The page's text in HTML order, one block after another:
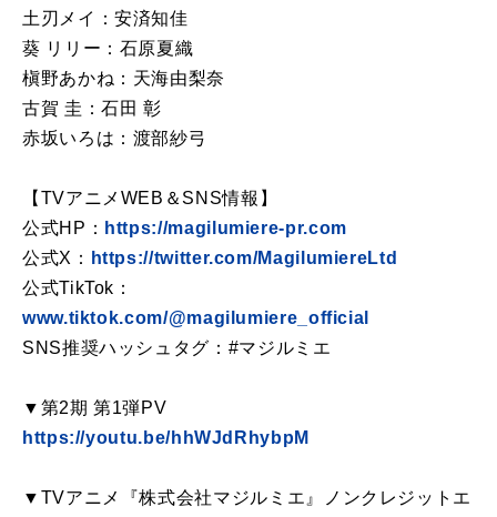
土刃メイ：安済知佳
葵 リリー：石原夏織
槇野あかね：天海由梨奈
古賀 圭：石田 彰
赤坂いろは：渡部紗弓
【TVアニメWEB＆SNS情報】
公式HP： https://magilumiere-pr.com
公式X：
https://twitter.com/MagilumiereLtd
公式TikTok：
www.tiktok.com/@magilumiere_official
SNS推奨ハッシュタグ：#マジルミエ
▼第2期 第1弾PV
https://youtu.be/hhWJdRhybpM
▼TVアニメ『株式会社マジルミエ』ノンクレジットエ